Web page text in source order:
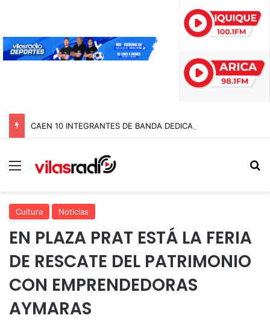
Menú
Cultura Noticias
EN PLAZA PRAT ESTÁ LA FERIA
DE RESCATE DEL PATRIMONIO
CON EMPRENDEDORAS
AYMARAS